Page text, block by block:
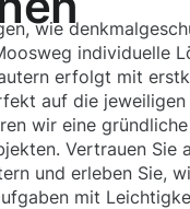
wie
individuelle
erfolgt mit
auf die
wir eine
Vertrauen Sie
und erleben Sie,
mit